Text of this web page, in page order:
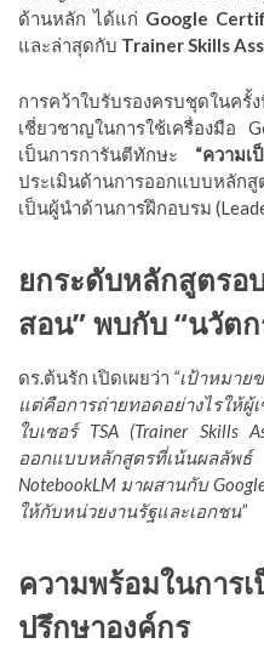
ด้านหลัก ได้แก่ Google
และล่าสุดกับ Trainer Skills
การคว้าใบรับรองครบชุด
เชี่ยวชาญในการใช้เครื่องมือ
เป็นการการันตีทักษะ “ความเ
ประเมินด้านการออกแบบหลัก
เป็นผู้นำด้านการฝึกอบรม
ยกระดับหลักสูตรอ
สอน” พบกับ “นวัต
ดร.ต้นรัก เปิดเผยว่า “เป้าหมาย
แต่คือการถ่ายทอดอย่างไรให้ผู้
ใบเซอร์ TSA (Trainer Skills
ออกแบบหลักสูตรที่เน้นผลลั
NotebookLM มาผสานกับ
ให้กับหน่วยงานรัฐและเอกชน”
ความพร้อมในการ
ปรึกษาองค์กร